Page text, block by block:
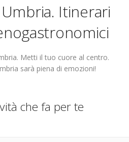
Itinerari
Metti il tuo cuore al centro.
sarà piena di emozioni!
che fa per te